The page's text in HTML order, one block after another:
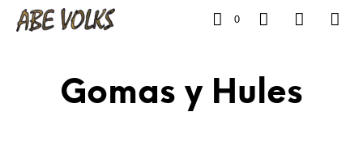
0
Gomas y Hules